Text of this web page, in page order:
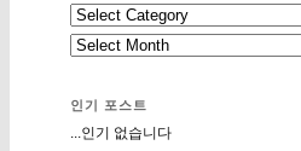
인기 포스트
...인기 없습니다